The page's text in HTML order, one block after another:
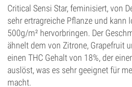
Critical Sensi Star, feminisiert, von
sehr ertragreiche Pflanze und kann
500g/m² hervorbringen. Der
ähnelt dem von Zitrone, Grapefruit
einen THC Gehalt von 18%, der
auslöst, was es sehr geeignet für
macht.